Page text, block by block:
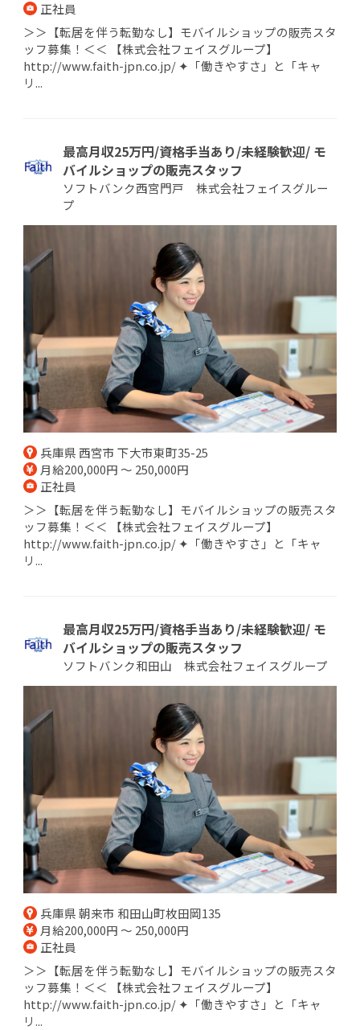
正社員
＞＞【転居を伴う転勤なし】モバイルショップの販売スタ
ッフ募集！＜＜ 【株式会社フェイスグループ】
http://www.faith-jpn.co.jp/ ✦「働きやすさ」と「キャ
リ...
最高月収25万円/資格手当あり/未経験歓迎/ モ
バイルショップの販売スタッフ
ソフトバンク西宮門戸 株式会社フェイスグルー
プ
兵庫県 西宮市 下大市東町35-25
月給200,000円 ～ 250,000円
正社員
＞＞【転居を伴う転勤なし】モバイルショップの販売スタ
ッフ募集！＜＜ 【株式会社フェイスグループ】
http://www.faith-jpn.co.jp/ ✦「働きやすさ」と「キャ
リ...
最高月収25万円/資格手当あり/未経験歓迎/ モ
バイルショップの販売スタッフ
ソフトバンク和田山 株式会社フェイスグループ
兵庫県 朝来市 和田山町枚田岡135
月給200,000円 ～ 250,000円
正社員
＞＞【転居を伴う転勤なし】モバイルショップの販売スタ
ッフ募集！＜＜ 【株式会社フェイスグループ】
http://www.faith-jpn.co.jp/ ✦「働きやすさ」と「キャ
リ...